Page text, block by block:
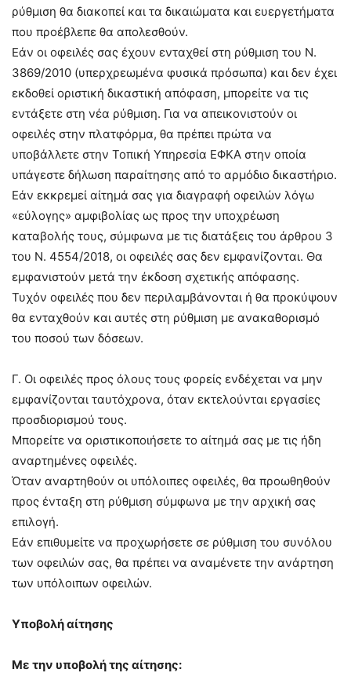
ρύθμιση θα διακοπεί και τα δικαιώματα και ευεργετήματα
που προέβλεπε θα απολεσθούν.
Εάν οι οφειλές σας έχουν ενταχθεί στη ρύθμιση του Ν.
3869/2010 (υπερχρεωμένα φυσικά πρόσωπα) και δεν έχει
εκδοθεί οριστική δικαστική απόφαση, μπορείτε να τις
εντάξετε στη νέα ρύθμιση. Για να απεικονιστούν οι
οφειλές στην πλατφόρμα, θα πρέπει πρώτα να
υποβάλλετε στην Τοπική Υπηρεσία ΕΦΚΑ στην οποία
υπάγεστε δήλωση παραίτησης από το αρμόδιο δικαστήριο.
Εάν εκκρεμεί αίτημά σας για διαγραφή οφειλών λόγω
«εύλογης» αμφιβολίας ως προς την υποχρέωση
καταβολής τους, σύμφωνα με τις διατάξεις του άρθρου 3
του Ν. 4554/2018, οι οφειλές σας δεν εμφανίζονται. Θα
εμφανιστούν μετά την έκδοση σχετικής απόφασης.
Τυχόν οφειλές που δεν περιλαμβάνονται ή θα προκύψουν
θα ενταχθούν και αυτές στη ρύθμιση με ανακαθορισμό
του ποσού των δόσεων.
Γ. Οι οφειλές προς όλους τους φορείς ενδέχεται να μην
εμφανίζονται ταυτόχρονα, όταν εκτελούνται εργασίες
προσδιορισμού τους.
Μπορείτε να οριστικοποιήσετε το αίτημά σας με τις ήδη
αναρτημένες οφειλές.
Όταν αναρτηθούν οι υπόλοιπες οφειλές, θα προωθηθούν
προς ένταξη στη ρύθμιση σύμφωνα με την αρχική σας
επιλογή.
Εάν επιθυμείτε να προχωρήσετε σε ρύθμιση του συνόλου
των οφειλών σας, θα πρέπει να αναμένετε την ανάρτηση
των υπόλοιπων οφειλών.
Υποβολή αίτησης
Με την υποβολή της αίτησης: